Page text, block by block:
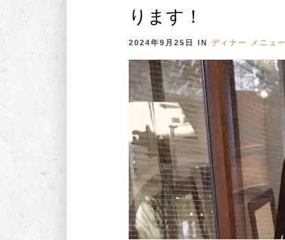
ります！
2024年9月25日 IN ディナー メニュー